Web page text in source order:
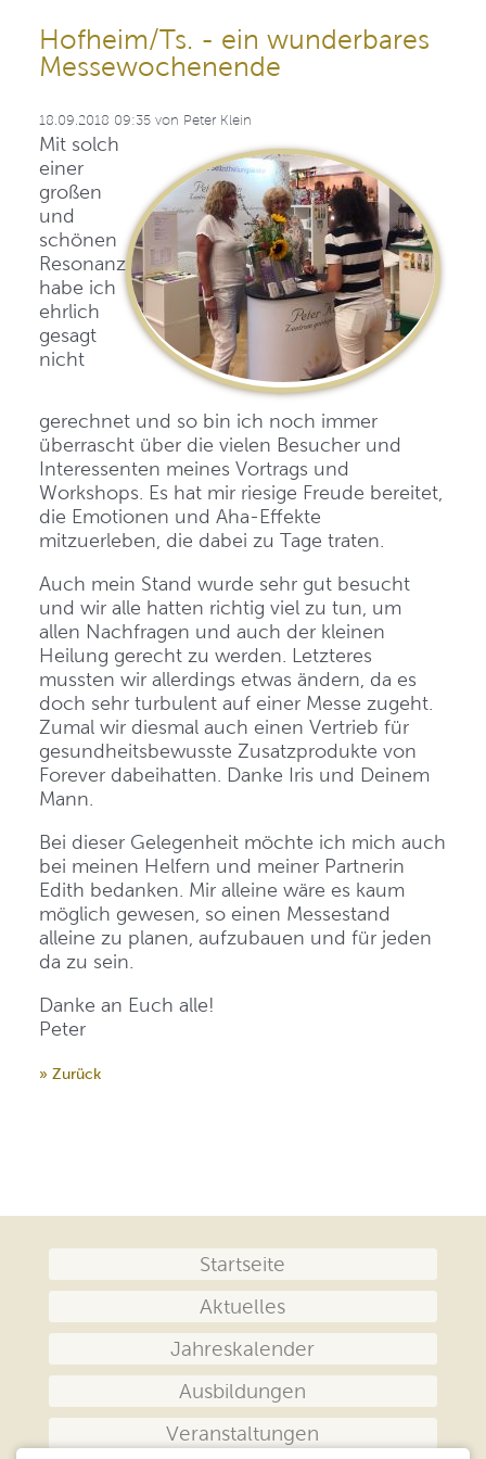
Hofheim/Ts. - ein wunderbares
Messewochenende
18.09.2018 09:35 von Peter Klein
Mit solch
einer
großen
und
schönen
Resonanz
habe ich
ehrlich
gesagt
nicht
gerechnet und so bin ich noch immer
überrascht über die vielen Besucher und
Interessenten meines Vortrags und
Workshops. Es hat mir riesige Freude bereitet,
die Emotionen und Aha-Effekte
mitzuerleben, die dabei zu Tage traten.
Auch mein Stand wurde sehr gut besucht
und wir alle hatten richtig viel zu tun, um
allen Nachfragen und auch der kleinen
Heilung gerecht zu werden. Letzteres
mussten wir allerdings etwas ändern, da es
doch sehr turbulent auf einer Messe zugeht.
Zumal wir diesmal auch einen Vertrieb für
gesundheitsbewusste Zusatzprodukte von
Forever dabeihatten. Danke Iris und Deinem
Mann.
Bei dieser Gelegenheit möchte ich mich auch
bei meinen Helfern und meiner Partnerin
Edith bedanken. Mir alleine wäre es kaum
möglich gewesen, so einen Messestand
alleine zu planen, aufzubauen und für jeden
da zu sein.
Danke an Euch alle!
Peter
» Zurück
überspringen
Startseite
Aktuelles
Jahreskalender
Ausbildungen
Veranstaltungen